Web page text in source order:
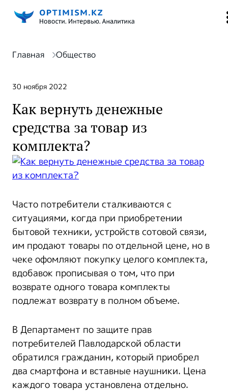
Главная Общество
30 ноября 2022
Как вернуть денежные
средства за товар из
комплекта?
Часто потребители сталкиваются с
ситуациями, когда при приобретении
бытовой техники, устройств сотовой связи,
им продают товары по отдельной цене, но в
чеке офомляют покупку целого комплекта,
вдобавок прописывая о том, что при
возврате одного товара комплекты
подлежат возврату в полном объеме.
В Департамент по защите прав
потребителей Павлодарской области
обратился гражданин, который приобрел
два смартфона и вставные наушники. Цена
каждого товара установлена отдельно.